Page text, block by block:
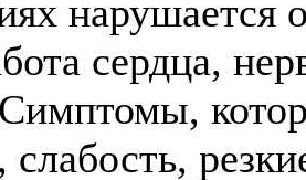
сердца,
слабость,